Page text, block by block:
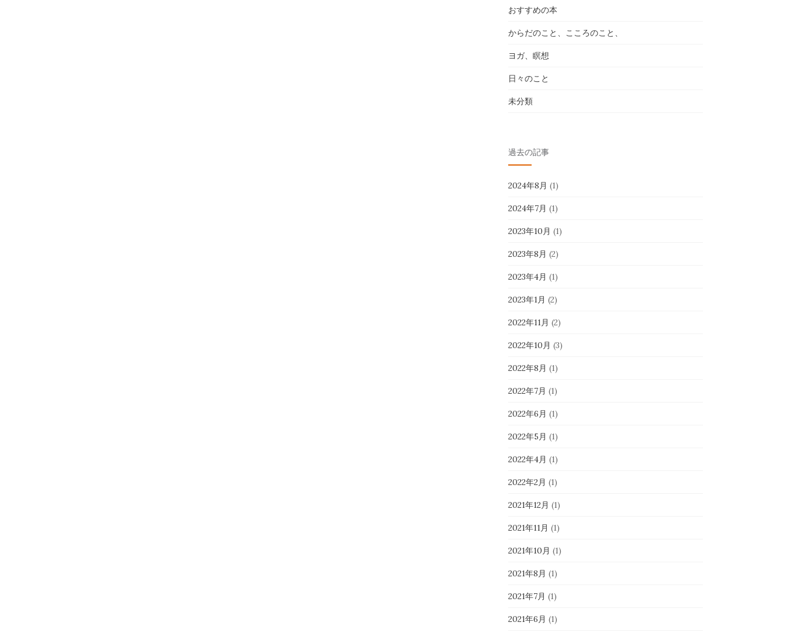
おすすめの本
からだのこと、こころのこと、
ヨガ、瞑想
日々のこと
未分類
過去の記事
2024年8月 (1)
2024年7月 (1)
2023年10月 (1)
2023年8月 (2)
2023年4月 (1)
2023年1月 (2)
2022年11月 (2)
2022年10月 (3)
2022年8月 (1)
2022年7月 (1)
2022年6月 (1)
2022年5月 (1)
2022年4月 (1)
2022年2月 (1)
2021年12月 (1)
2021年11月 (1)
2021年10月 (1)
2021年8月 (1)
2021年7月 (1)
2021年6月 (1)